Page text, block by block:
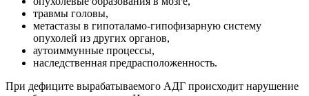
травмы головы,
метастазы в гипоталамо-гипофизарную систему
опухолей из других органов,
аутоиммунные процессы,
наследственная предрасположенность.
При дефиците вырабатываемого АДГ происходит нарушение